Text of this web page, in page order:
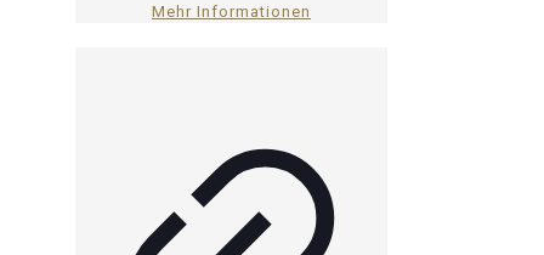
Mehr Informationen